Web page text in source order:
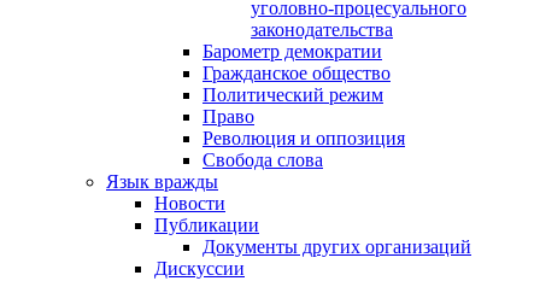
уголовно-процесуального
законодательства
Барометр демократии
Гражданское общество
Политический режим
Право
Революция и оппозиция
Свобода слова
Язык вражды
Новости
Публикации
Документы других организаций
Дискуссии